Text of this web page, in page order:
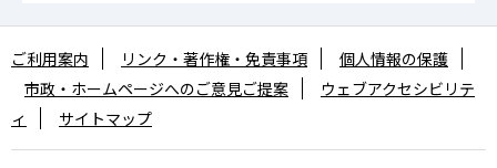
ご利用案内 リンク・著作権・免責事項
個人情報の保護
市政・ホームページへのご意見ご提案
ウェブアクセシビリテ
ィ
サイトマップ